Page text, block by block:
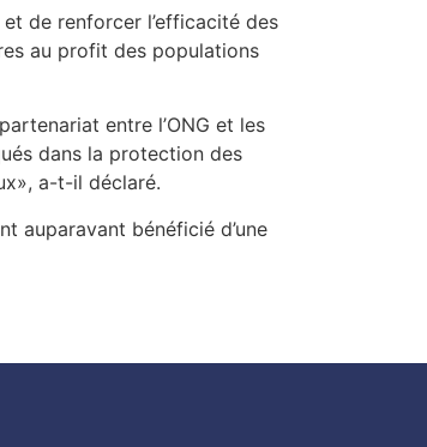
de renforcer l’efficacité des
au profit des populations
entre l’ONG et les
dans la protection des
a-t-il déclaré.
auparavant bénéficié d’une